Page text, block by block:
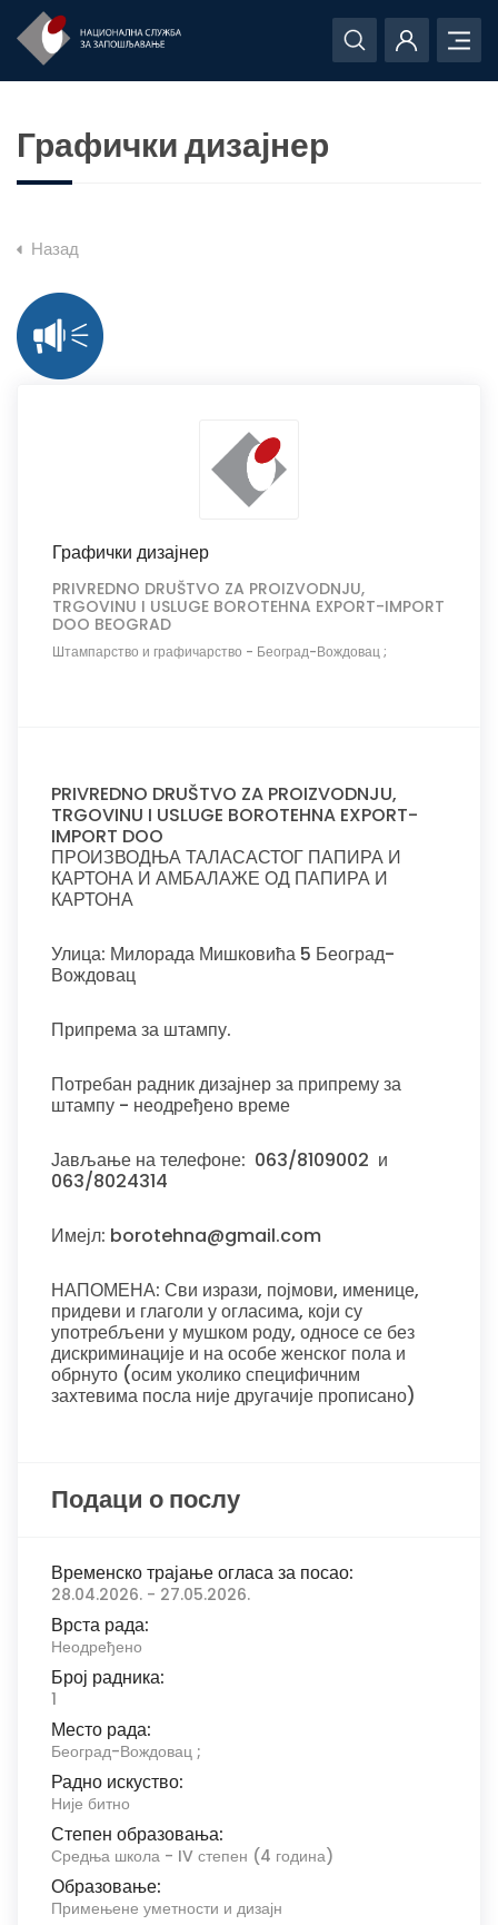
Графички дизајнер
Назад
Графички дизајнер
PRIVREDNO DRUŠTVO ZA PROIZVODNJU,
TRGOVINU I USLUGE BOROTEHNA EXPORT-IMPORT
DOO BEOGRAD
Штампарство и графичарство - Београд-Вождовац ;
PRIVREDNO DRUŠTVO ZA PROIZVODNJU,
TRGOVINU I USLUGE BOROTEHNA EXPORT-
IMPORT DOO
ПРОИЗВОДЊА ТАЛАСАСТОГ ПАПИРА И
КАРТОНА И АМБАЛАЖЕ ОД ПАПИРА И
КАРТОНА
Улица: Милорада Мишковића 5 Београд-
Вождовац
Припрема за штампу.
Потребан радник дизајнер за припрему за
штампу - неодређено време
Јављање на телефоне: 063/8109002 и
063/8024314
Имејл: borotehna@gmail.com
НАПОМЕНА: Сви изрази, појмови, именице,
придеви и глаголи у огласима, који су
употребљени у мушком роду, односе се без
дискриминације и на особе женског пола и
обрнуто (осим уколико специфичним
захтевима посла није другачије прописано)
Подаци о послу
Временско трајање огласа за посао:
28.04.2026. - 27.05.2026.
Врста рада:
Неодређено
Број радника:
1
Место рада:
Београд-Вождовац ;
Радно искуство:
Није битно
Степен образовања:
Средња школа - IV степен (4 година)
Образовање:
Примењене уметности и дизајн